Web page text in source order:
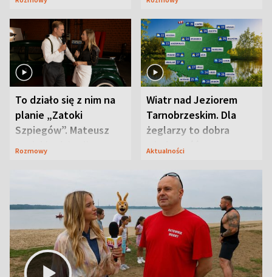
To działo się z nim na
planie „Zatoki
Szpiegów”. Mateusz
Janicki odsłonił
Rozmowy
Wiatr nad Jeziorem
Tarnobrzeskim. Dla
żeglarzy to dobra
wiadomość
Aktualności